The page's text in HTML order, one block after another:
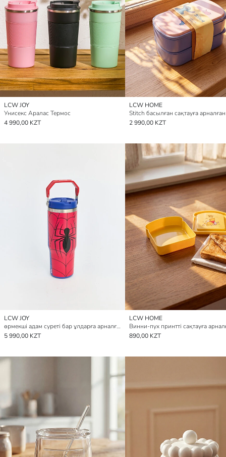
LCW JOY
Унисекс Аралас Термос
4 990,00 KZT
LCW HOME
2 990,00 KZT
LCW JOY
өрмекші адам суреті бар ұлдарға арналған термос
5 990,00 KZT
LCW HOME
890,00 KZT